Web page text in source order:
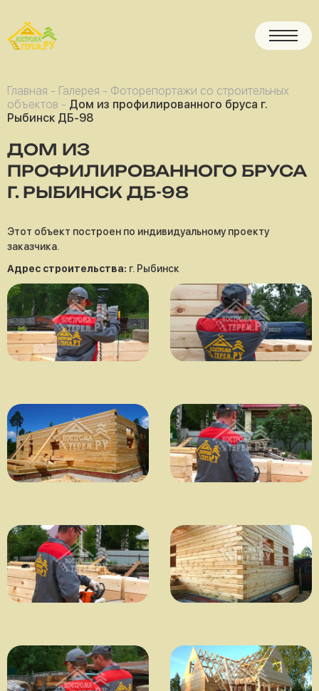
Главная - Галерея - Фоторепортажи со строительных
объектов - Дом из профилированного бруса г.
Рыбинск ДБ-98
ДОМ ИЗ
ПРОФИЛИРОВАННОГО БРУСА
Г. РЫБИНСК ДБ-98
Этот объект построен по индивидуальному проекту
заказчика.
Адрес строительства: г. Рыбинск